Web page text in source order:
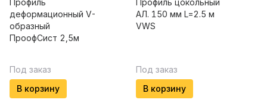
деформационный V-
образный
ПроофСист 2,5м
Под заказ
В корзину
АЛ. 150 мм L=2.5 м
VWS
Под заказ
В корзину